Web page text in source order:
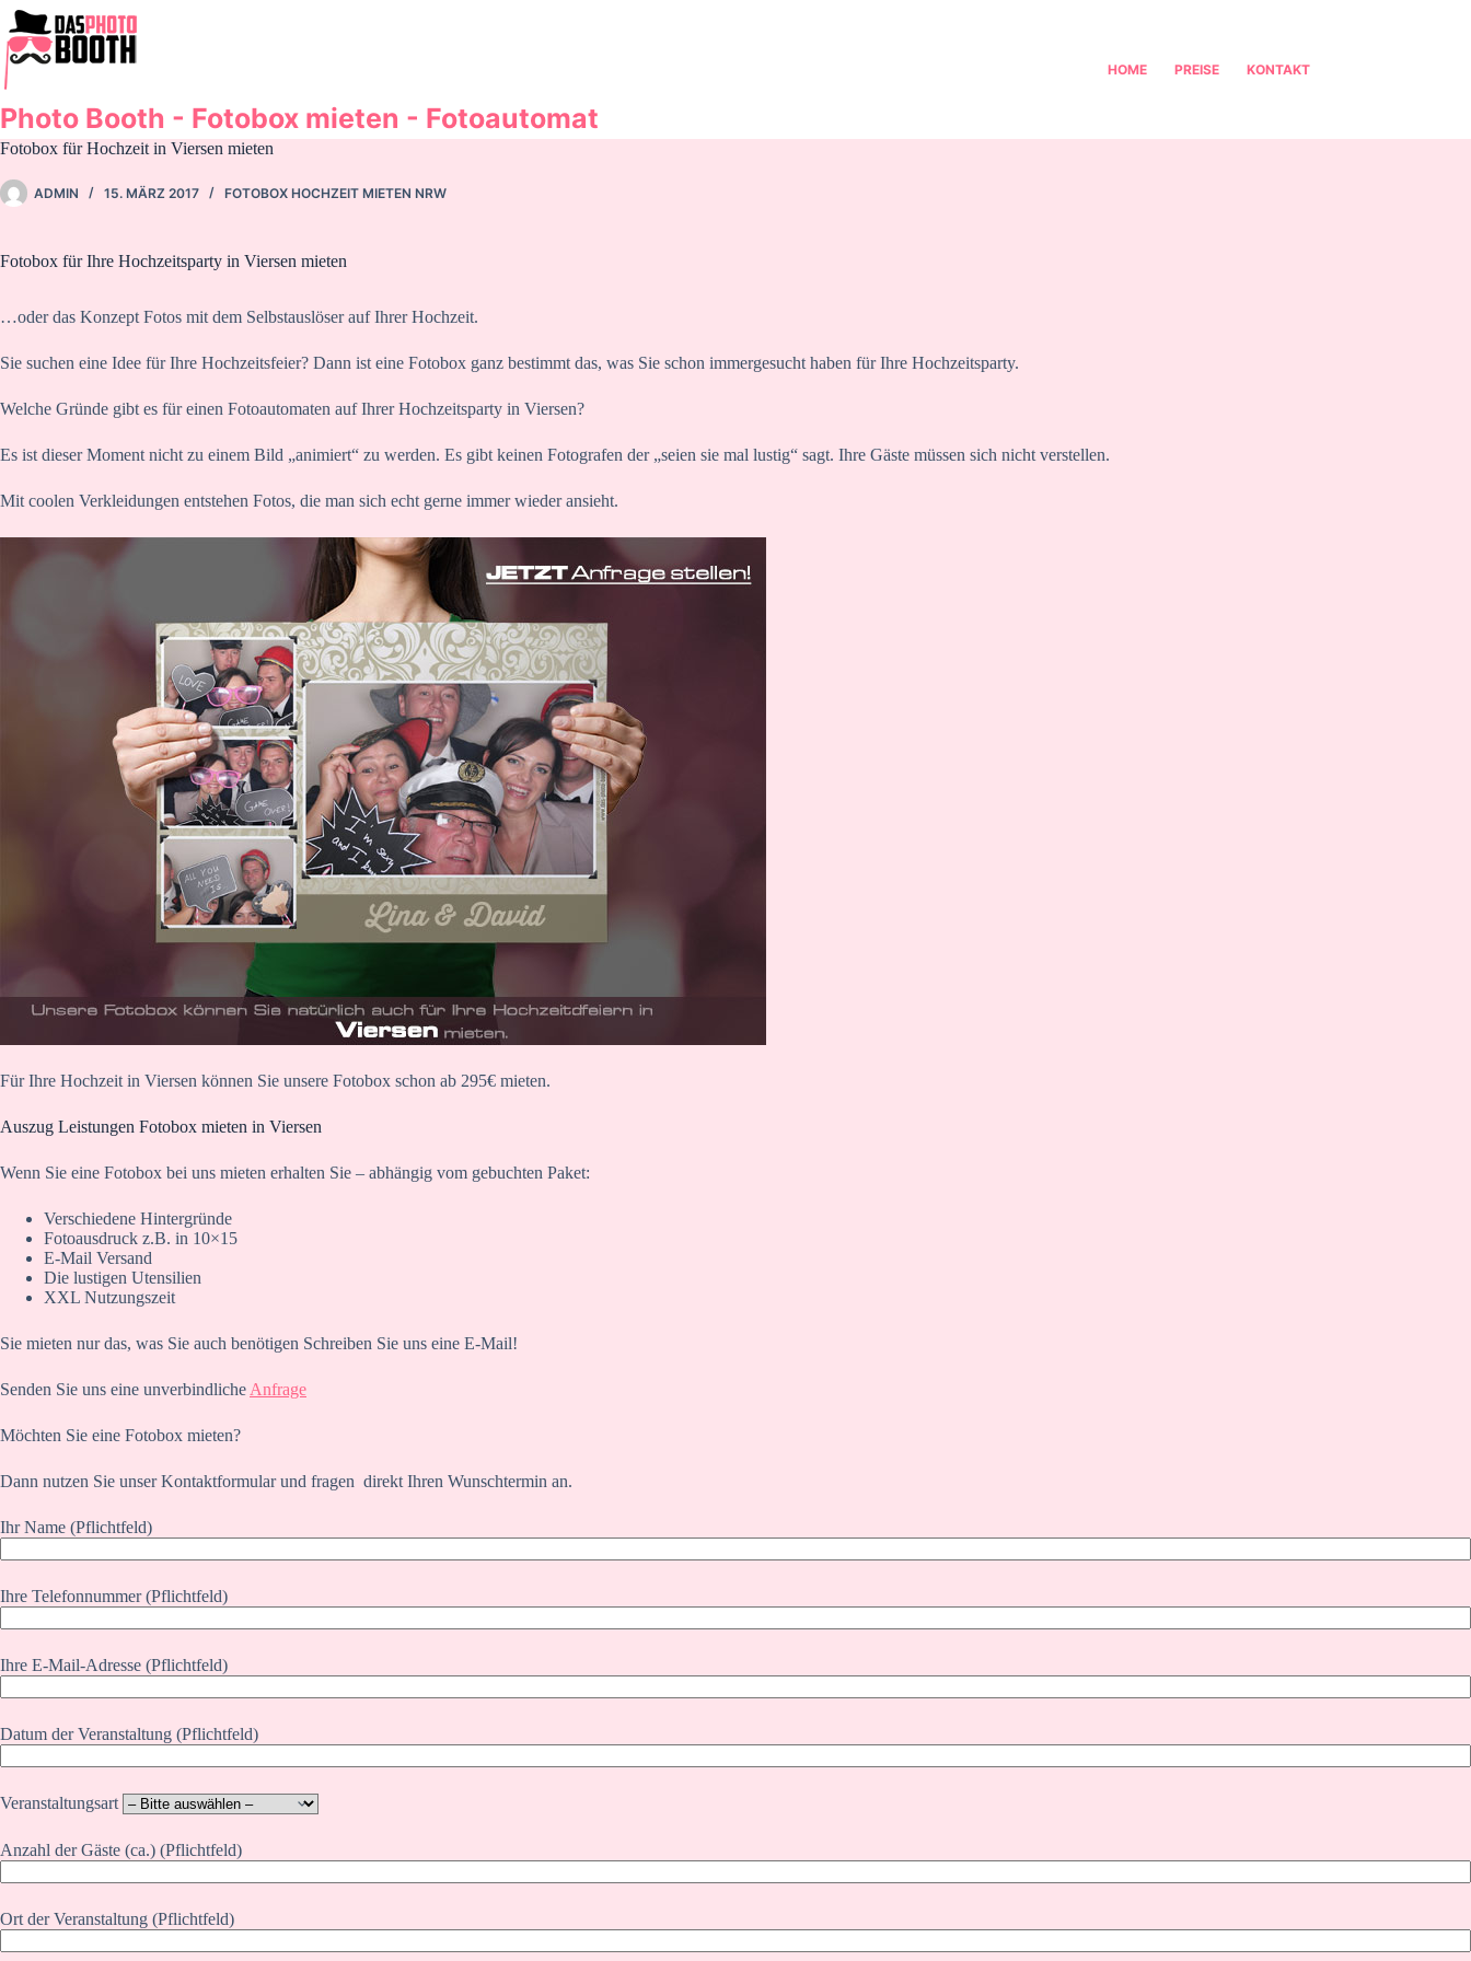
Zum
Inhalt
springen
Photo Booth - Fotobox mieten - Fotoautomat
HOME PREISE KONTAKT
Fotobox für Hochzeit in Viersen mieten
ADMIN 15. MÄRZ 2017 FOTOBOX HOCHZEIT MIETEN NRW
Fotobox für Ihre Hochzeitsparty in Viersen mieten
…oder das Konzept Fotos mit dem Selbstauslöser auf Ihrer Hochzeit.
Sie suchen eine Idee für Ihre Hochzeitsfeier? Dann ist eine Fotobox ganz bestimmt das, was Sie schon immergesucht haben für Ihre Hochzeitsparty.
Welche Gründe gibt es für einen Fotoautomaten auf Ihrer Hochzeitsparty in Viersen?
Es ist dieser Moment nicht zu einem Bild „animiert“ zu werden. Es gibt keinen Fotografen der „seien sie mal lustig“ sagt. Ihre Gäste müssen sich nicht verstellen.
Mit coolen Verkleidungen entstehen Fotos, die man sich echt gerne immer wieder ansieht.
Für Ihre Hochzeit in Viersen können Sie unsere Fotobox schon ab 295€ mieten.
Auszug Leistungen Fotobox mieten in Viersen
Wenn Sie eine Fotobox bei uns mieten erhalten Sie – abhängig vom gebuchten Paket:
Verschiedene Hintergründe
Fotoausdruck z.B. in 10×15
E-Mail Versand
Die lustigen Utensilien
XXL Nutzungszeit
Sie mieten nur das, was Sie auch benötigen Schreiben Sie uns eine E-Mail!
Senden Sie uns eine unverbindliche Anfrage
Möchten Sie eine Fotobox mieten?
Dann nutzen Sie unser Kontaktformular und fragen direkt Ihren Wunschtermin an.
Ihr Name (Pflichtfeld)
Ihre Telefonnummer (Pflichtfeld)
Ihre E-Mail-Adresse (Pflichtfeld)
Datum der Veranstaltung (Pflichtfeld)
Veranstaltungsart
Anzahl der Gäste (ca.) (Pflichtfeld)
Ort der Veranstaltung (Pflichtfeld)